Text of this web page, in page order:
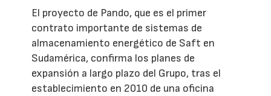
El proyecto de Pando, que es el primer
contrato importante de sistemas de
almacenamiento energético de Saft en
Sudamérica, confirma los planes de
expansión a largo plazo del Grupo, tras el
establecimiento en 2010 de una oficina